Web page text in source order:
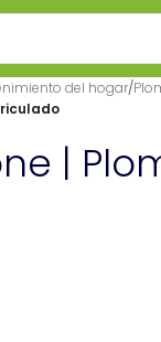
del hogar/
|